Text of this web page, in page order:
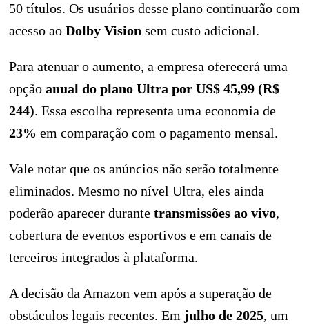
50 títulos. Os usuários desse plano continuarão com
acesso ao Dolby Vision sem custo adicional.
Para atenuar o aumento, a empresa oferecerá uma
opção anual do plano Ultra por US$ 45,99 (R$
244). Essa escolha representa uma economia de
23% em comparação com o pagamento mensal.
Vale notar que os anúncios não serão totalmente
eliminados. Mesmo no nível Ultra, eles ainda
poderão aparecer durante transmissões ao vivo,
cobertura de eventos esportivos e em canais de
terceiros integrados à plataforma.
A decisão da Amazon vem após a superação de
obstáculos legais recentes. Em julho de 2025, um